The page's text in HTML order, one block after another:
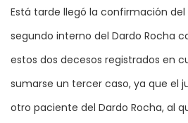
Está tarde llegó la confirmación
segundo interno del Dardo Rocha
estos dos decesos registrados en
sumarse un tercer caso, ya que el
otro paciente del Dardo Rocha, al